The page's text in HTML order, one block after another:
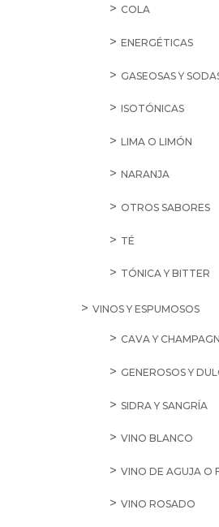
COLA
ENERGÉTICAS
GASEOSAS Y
ISOTÓNICAS
LIMA O LIMÓN
NARANJA
OTROS SABORES
TÉ
TÓNICA Y BITTER
VINOS Y ESPUMOSOS
CAVA Y
GENEROSOS Y
SIDRA Y SANGRÍA
VINO BLANCO
VINO DE AGUJA O
VINO ROSADO